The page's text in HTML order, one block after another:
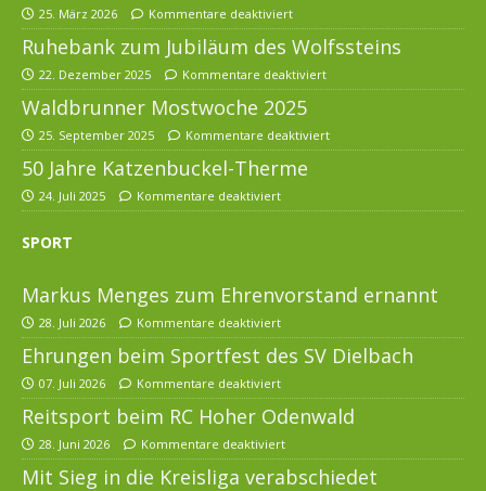
25. März 2026 Kommentare deaktiviert
Ruhebank zum Jubiläum des Wolfssteins
22. Dezember 2025 Kommentare deaktiviert
Waldbrunner Mostwoche 2025
25. September 2025 Kommentare deaktiviert
50 Jahre Katzenbuckel-Therme
24. Juli 2025 Kommentare deaktiviert
SPORT
Markus Menges zum Ehrenvorstand ernannt
28. Juli 2026 Kommentare deaktiviert
Ehrungen beim Sportfest des SV Dielbach
07. Juli 2026 Kommentare deaktiviert
Reitsport beim RC Hoher Odenwald
28. Juni 2026 Kommentare deaktiviert
Mit Sieg in die Kreisliga verabschiedet